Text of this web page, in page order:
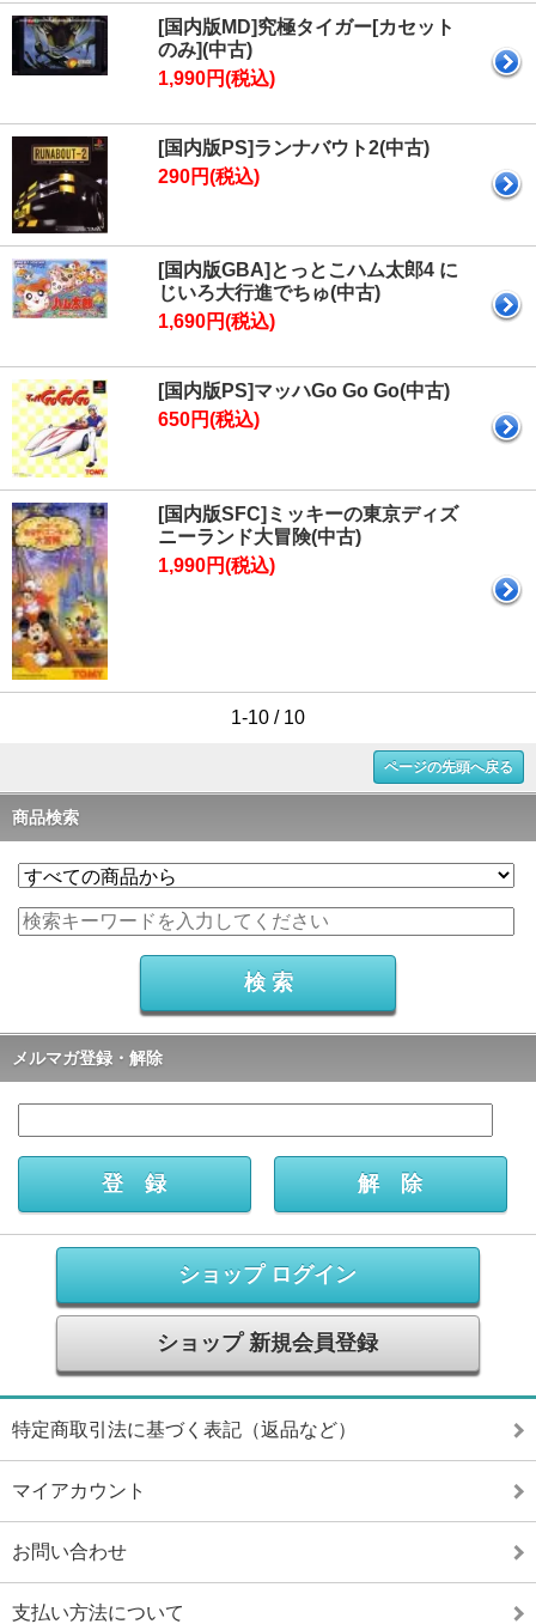
[国内版MD]究極タイガー[カセット
のみ](中古)
1,990円(税込)
[国内版PS]ランナバウト2(中古)
290円(税込)
[国内版GBA]とっとこハム太郎4 に
じいろ大行進でちゅ(中古)
1,690円(税込)
[国内版PS]マッハGo Go Go(中古)
650円(税込)
[国内版SFC]ミッキーの東京ディズ
ニーランド大冒険(中古)
1,990円(税込)
1-10 / 10
ページの先頭へ戻る
商品検索
メルマガ登録・解除
ショップ ログイン
ショップ 新規会員登録
特定商取引法に基づく表記（返品など）
マイアカウント
お問い合わせ
支払い方法について